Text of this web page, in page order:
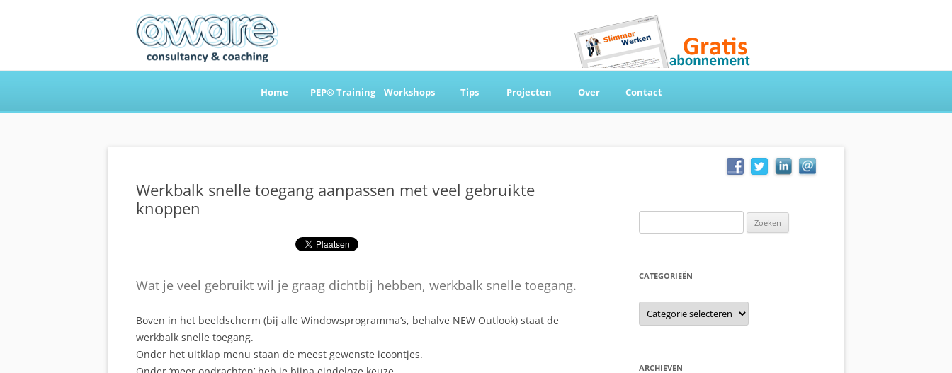
Ga
de
Home PEP® Training Workshops Tips Projecten Over Contact
Aware Consultancy & Coaching
Werkbalk snelle toegang aanpassen met veel gebruikte
knoppen
Wat je veel gebruikt wil je graag dichtbij hebben, werkbalk snelle toegang.
Boven in het beeldscherm (bij alle Windowsprogramma’s, behalve NEW Outlook) staat de
werkbalk snelle toegang.
Onder het uitklap menu staan de meest gewenste icoontjes.
naar:
CATEGORIEËN
Categorieën
ARCHIEVEN